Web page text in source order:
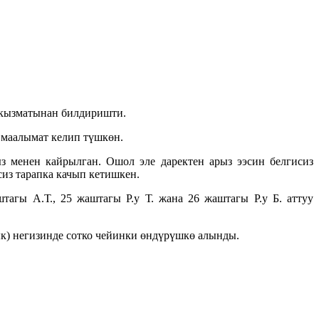
билдиришти.
келип түшкөн.
кайрылган. Ошол эле даректен арыз ээсин белгисиз
тарапка качып кетишкен.
А.Т., 25 жаштагы Р.у Т. жана 26 жаштагы Р.у Б. аттуу
негизинде сотко чейинки өндүрүшкө алынды.